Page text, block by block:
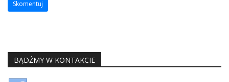
BĄDŹMY W KONTAKCIE